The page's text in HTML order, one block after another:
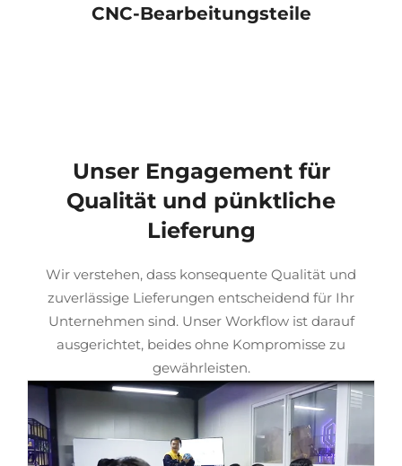
CNC-Bearbeitungsteile
Unser Engagement für
Qualität und pünktliche
Lieferung
Wir verstehen, dass konsequente Qualität und
zuverlässige Lieferungen entscheidend für Ihr
Unternehmen sind. Unser Workflow ist darauf
ausgerichtet, beides ohne Kompromisse zu
gewährleisten.